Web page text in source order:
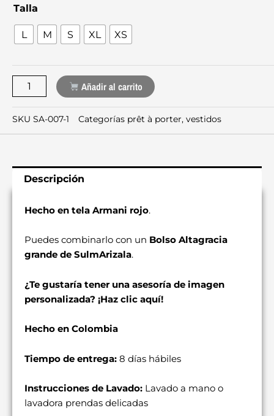
Talla
L M S XL XS
Vestido
Armani
Rojo
Añadir al carrito
SKU SA-007-1 Categorías prêt à porter, vestidos
Descripción
Hecho en tela Armani rojo.
Puedes combinarlo con un Bolso Altagracia
grande de SulmArizala.
¿Te gustaría tener una asesoría de imagen
personalizada? ¡Haz clic aquí!
Hecho en Colombia
Tiempo de entrega: 8 días hábiles
Instrucciones de Lavado: Lavado a mano o
lavadora prendas delicadas